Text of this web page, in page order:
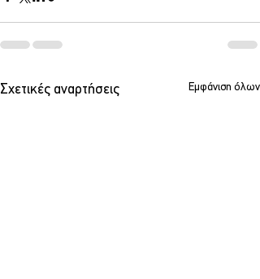
Σχετικές αναρτήσεις Εμφάνιση όλων